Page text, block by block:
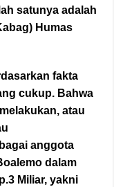
satunya adalah
Humas
fakta
cukup. Bahwa
atau
anggota
dalam
Miliar, yakni